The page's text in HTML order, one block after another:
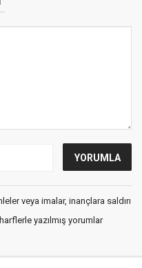
veya imalar, inançlara saldırı
yazılmış yorumlar